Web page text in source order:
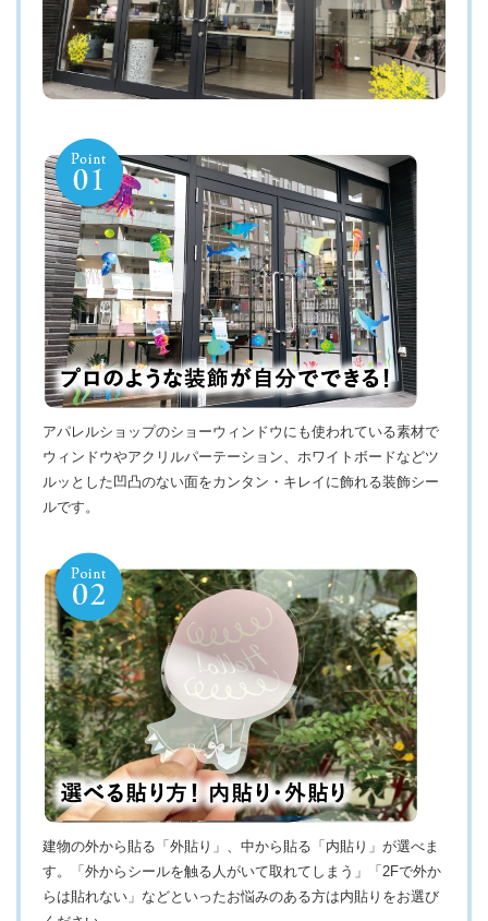
アパレルショップのショーウィンドウにも使われている素材で
ウィンドウやアクリルパーテーション、ホワイトボードなどツ
ルッとした凹凸のない面をカンタン・キレイに飾れる装飾シー
ルです。
建物の外から貼る「外貼り」、中から貼る「内貼り」が選べま
す。「外からシールを触る人がいて取れてしまう」「2Fで外か
らは貼れない」などといったお悩みのある方は内貼りをお選び